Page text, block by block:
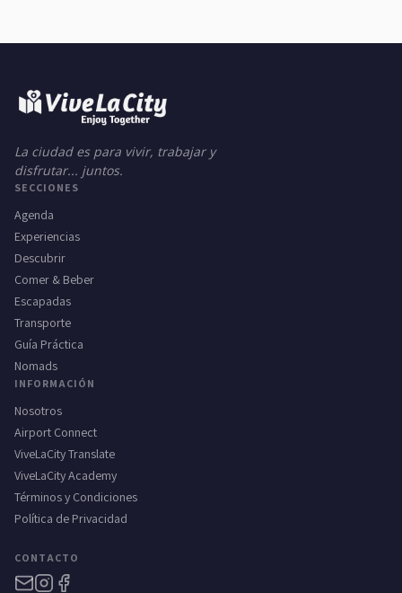
La ciudad es para vivir, trabajar y
disfrutar... juntos.
SECCIONES
Agenda
Experiencias
Descubrir
Comer & Beber
Escapadas
Transporte
Guía Práctica
Nomads
INFORMACIÓN
Nosotros
Airport Connect
ViveLaCity Translate
ViveLaCity Academy
Términos y Condiciones
Política de Privacidad
CONTACTO